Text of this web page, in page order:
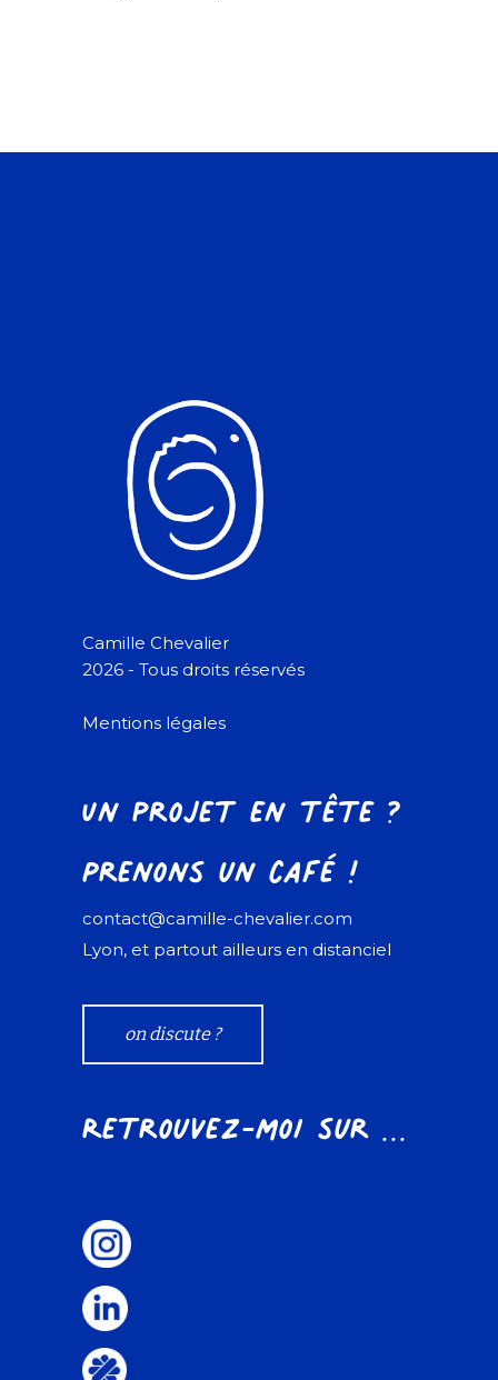
Camille Chevalier
2026 - Tous droits réservés
Mentions légales
Un projet en tête ?
Prenons un café !
contact@camille-chevalier.com
Lyon, et partout ailleurs en distanciel
on discute ?
Retrouvez-moi sur ...